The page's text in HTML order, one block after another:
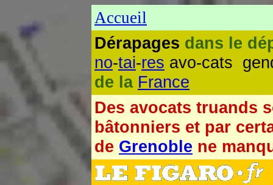
Accueil
Dérapages dans le
no-tai-res avo-cats
de la France
Des avocats truands
bâtonniers et par
de Grenoble ne